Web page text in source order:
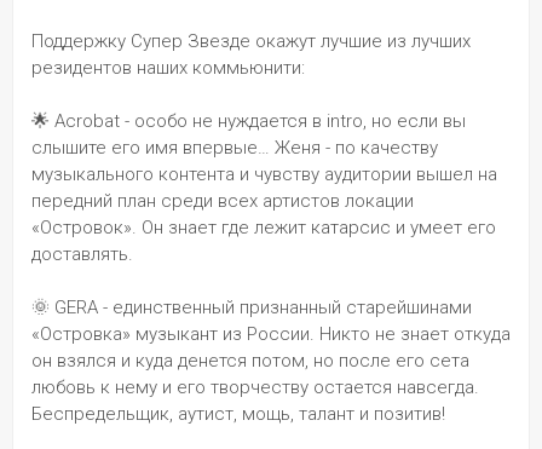
Поддержку Супер Звезде окажут лучшие из лучших
резидентов наших коммьюнити:
🌟 Acrobat - особо не нуждается в intro, но если вы
слышите его имя впервые… Женя - по качеству
музыкального контента и чувству аудитории вышел на
передний план среди всех артистов локации
«Островок». Он знает где лежит катарсис и умеет его
доставлять.
🌞 GERA - единственный признанный старейшинами
«Островка» музыкант из России. Никто не знает откуда
он взялся и куда денется потом, но после его сета
любовь к нему и его творчеству остается навсегда.
Беспредельщик, аутист, мощь, талант и позитив!